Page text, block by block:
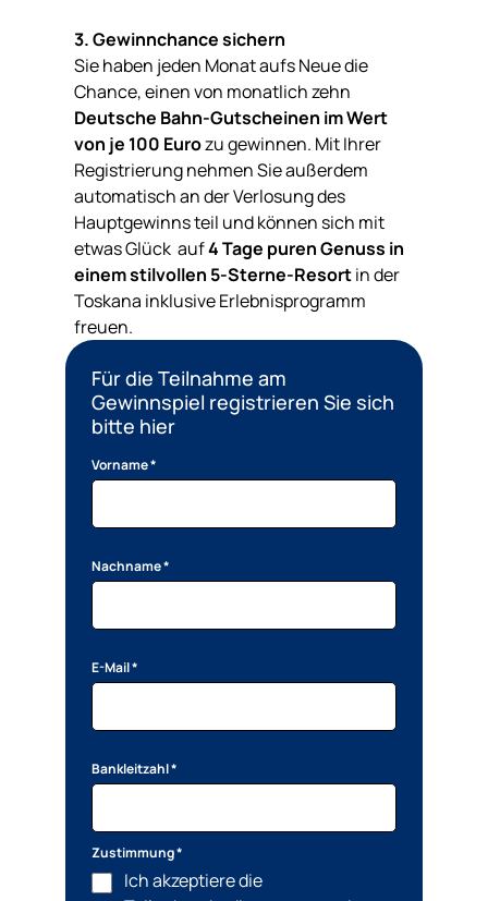
3. Gewinnchance sichern
Sie haben jeden Monat aufs Neue die
Chance, einen von monatlich zehn
Deutsche Bahn-Gutscheinen im Wert
von je 100 Eurozu gewinnen. Mit Ihrer
Registrierung nehmen Sie außerdem
automatisch an der Verlosung des
Hauptgewinns teil und können sich mit
etwas Glück auf4 Tage puren Genuss in
einem stilvollen 5-Sterne-Resortin der
Toskana inklusive Erlebnisprogramm
freuen.
Für die Teilnahme am
Gewinnspiel registrieren Sie sich
bitte hier
Vorname *
Nachname *
E-Mail *
Bankleitzahl *
Zustimmung *
Ich akzeptiere die